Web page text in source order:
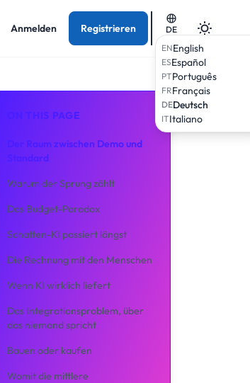
Anmelden Registrieren
DE
ENEnglish
ESEspañol
PTPortuguês
FRFrançais
DEDeutsch
ITItaliano
ON THIS PAGE
Der Raum zwischen Demo und
Standard
Warum der Sprung zählt
Das Budget-Paradox
Schatten-KI passiert längst
Die Rechnung mit den Menschen
Wenn KI wirklich liefert
Das Integrationsproblem, über
das niemand spricht
Bauen oder kaufen
Womit die mittlere